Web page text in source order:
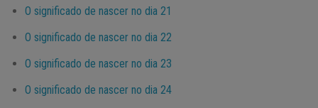
O significado de nascer no dia 21
O significado de nascer no dia 22
O significado de nascer no dia 23
O significado de nascer no dia 24